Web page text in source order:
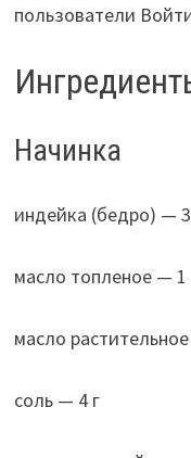
пользователи
Начинка
индейка (бедро) —
масло топленое — 1
масло
соль — 4 г